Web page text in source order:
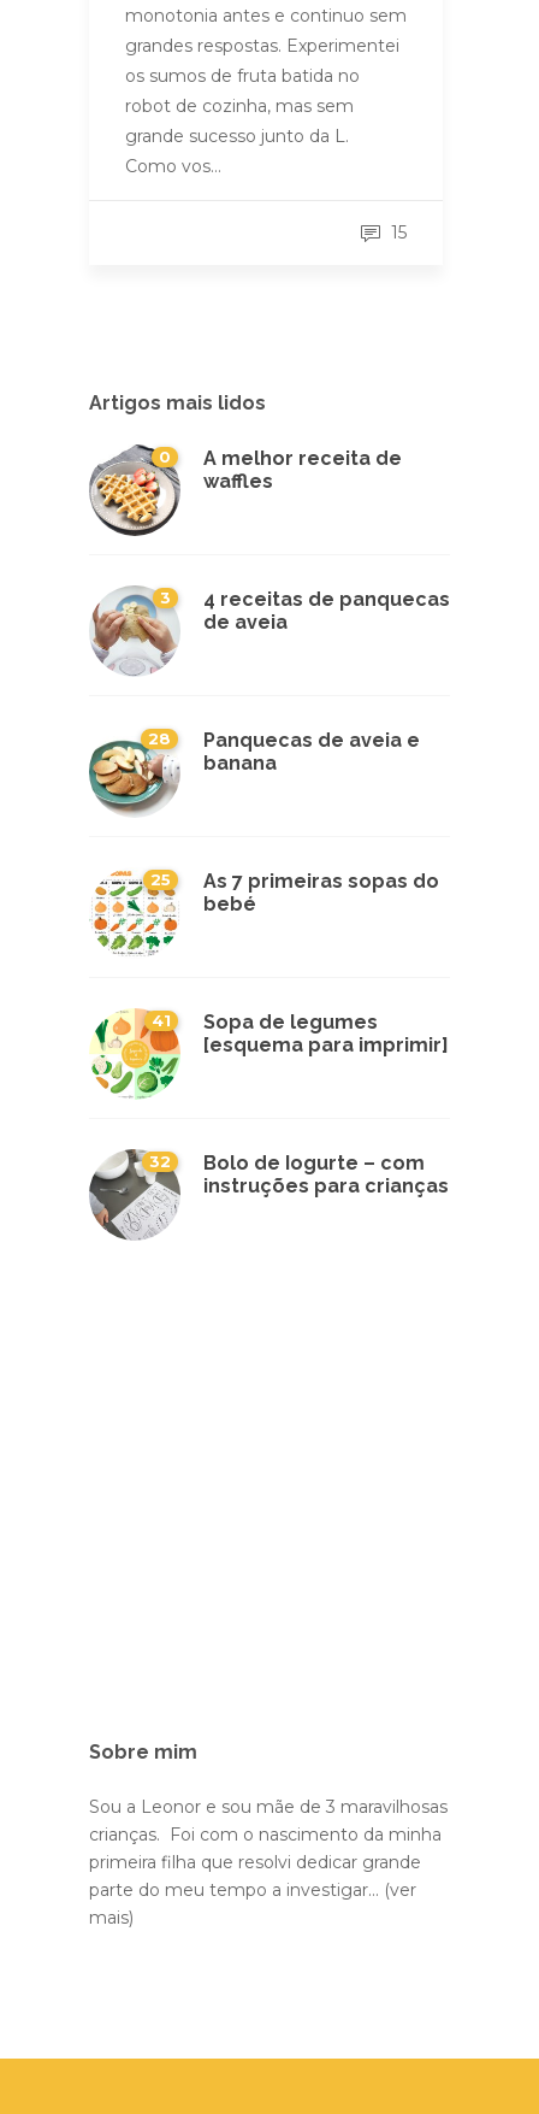
monotonia antes e continuo sem
grandes respostas. Experimentei
os sumos de fruta batida no
robot de cozinha, mas sem
grande sucesso junto da L.
Como vos…
15
Artigos mais lidos
0
A melhor receita de
waffles
3
4 receitas de panquecas
de aveia
28
Panquecas de aveia e
banana
25
As 7 primeiras sopas do
bebé
41
Sopa de legumes
[esquema para imprimir]
32
Bolo de Iogurte – com
instruções para crianças
Sobre mim
Sou a Leonor e sou mãe de 3 maravilhosas
crianças. Foi com o nascimento da minha
primeira filha que resolvi dedicar grande
parte do meu tempo a investigar... (ver
mais)